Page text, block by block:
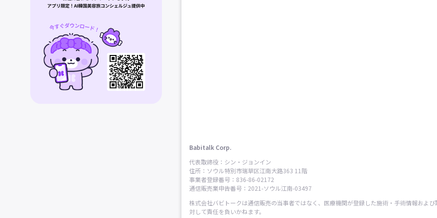
Babitalk Corp.
代表取締役：シン・ジョンイン
住所：ソウル特別市瑞草区江南大路363 11階
事業者登録番号：836-86-02172
通信販売業申告番号：2021-ソウル江南-03497
株式会社バビトークは通信販売の当事者ではなく、医療機関が登録した施術・手術情報および
対して責任を負いかねます。